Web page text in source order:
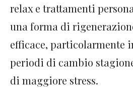
relax e trattamenti
una forma di
efficace, particolarmente
periodi di cambio
di maggiore stress.